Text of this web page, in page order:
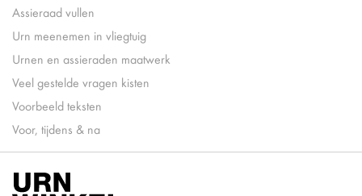
Assieraad vullen
Urn meenemen in vliegtuig
Urnen en assieraden maatwerk
Veel gestelde vragen kisten
Voorbeeld teksten
Voor, tijdens & na